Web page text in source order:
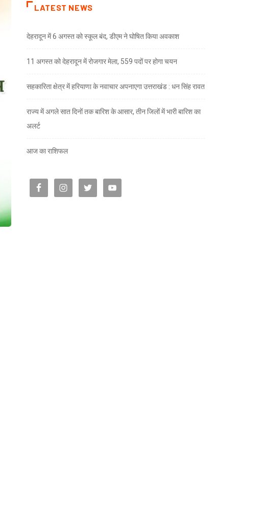
LATEST NEWS
देहरादून में 6 अगस्त को स्कूल बंद, डीएम ने घोषित किया अवकाश
11 अगस्त को देहरादून में रोजगार मेला, 559 पदों पर होगा चयन
सहकारिता क्षेत्र में हरियाणा के नवाचार अपनाएगा उत्तराखंड : धन सिंह रावत
राज्य में अगले सात दिनों तक बारिश के आसार, तीन जिलों में भारी बारिश का
अलर्ट
आज का राशिफल